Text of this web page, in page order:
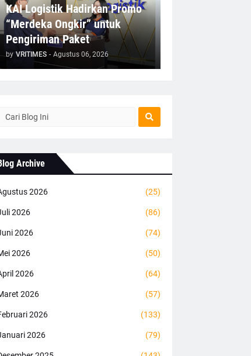
KAI Logistik Hadirkan Promo
“Merdeka Ongkir” untuk
Pengiriman Paket
by VRITIMES - Agustus 06, 2026
Archive
2026 (25)
2026 (86)
2026 (74)
2026 (50)
2026 (64)
2026 (57)
2026 (133)
2026 (79)